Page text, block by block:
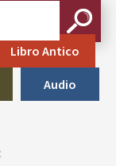
Libro Antico
Audio
CERCA